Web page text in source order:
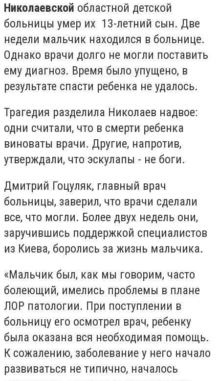
Николаевской областной детской
больницы умер их 13-летний сын. Две
недели мальчик находился в больнице.
Однако врачи долго не могли поставить
ему диагноз. Время было упущено, в
результате спасти ребенка не удалось.
Трагедия разделила Николаев надвое:
одни считали, что в смерти ребенка
виноваты врачи. Другие, напротив,
утверждали, что эскулапы - не боги.
Дмитрий Гоцуляк, главный врач
больницы, заверил, что врачи сделали
все, что могли. Более двух недель они,
заручившись поддержкой специалистов
из Киева, боролись за жизнь мальчика.
«Мальчик был, как мы говорим, часто
болеющий, имелись проблемы в плане
ЛОР патологии. При поступлении в
больницу его осмотрел врач, ребенку
была оказана вся необходимая помощь.
К сожалению, заболевание у него начало
развиваться не типично, началось